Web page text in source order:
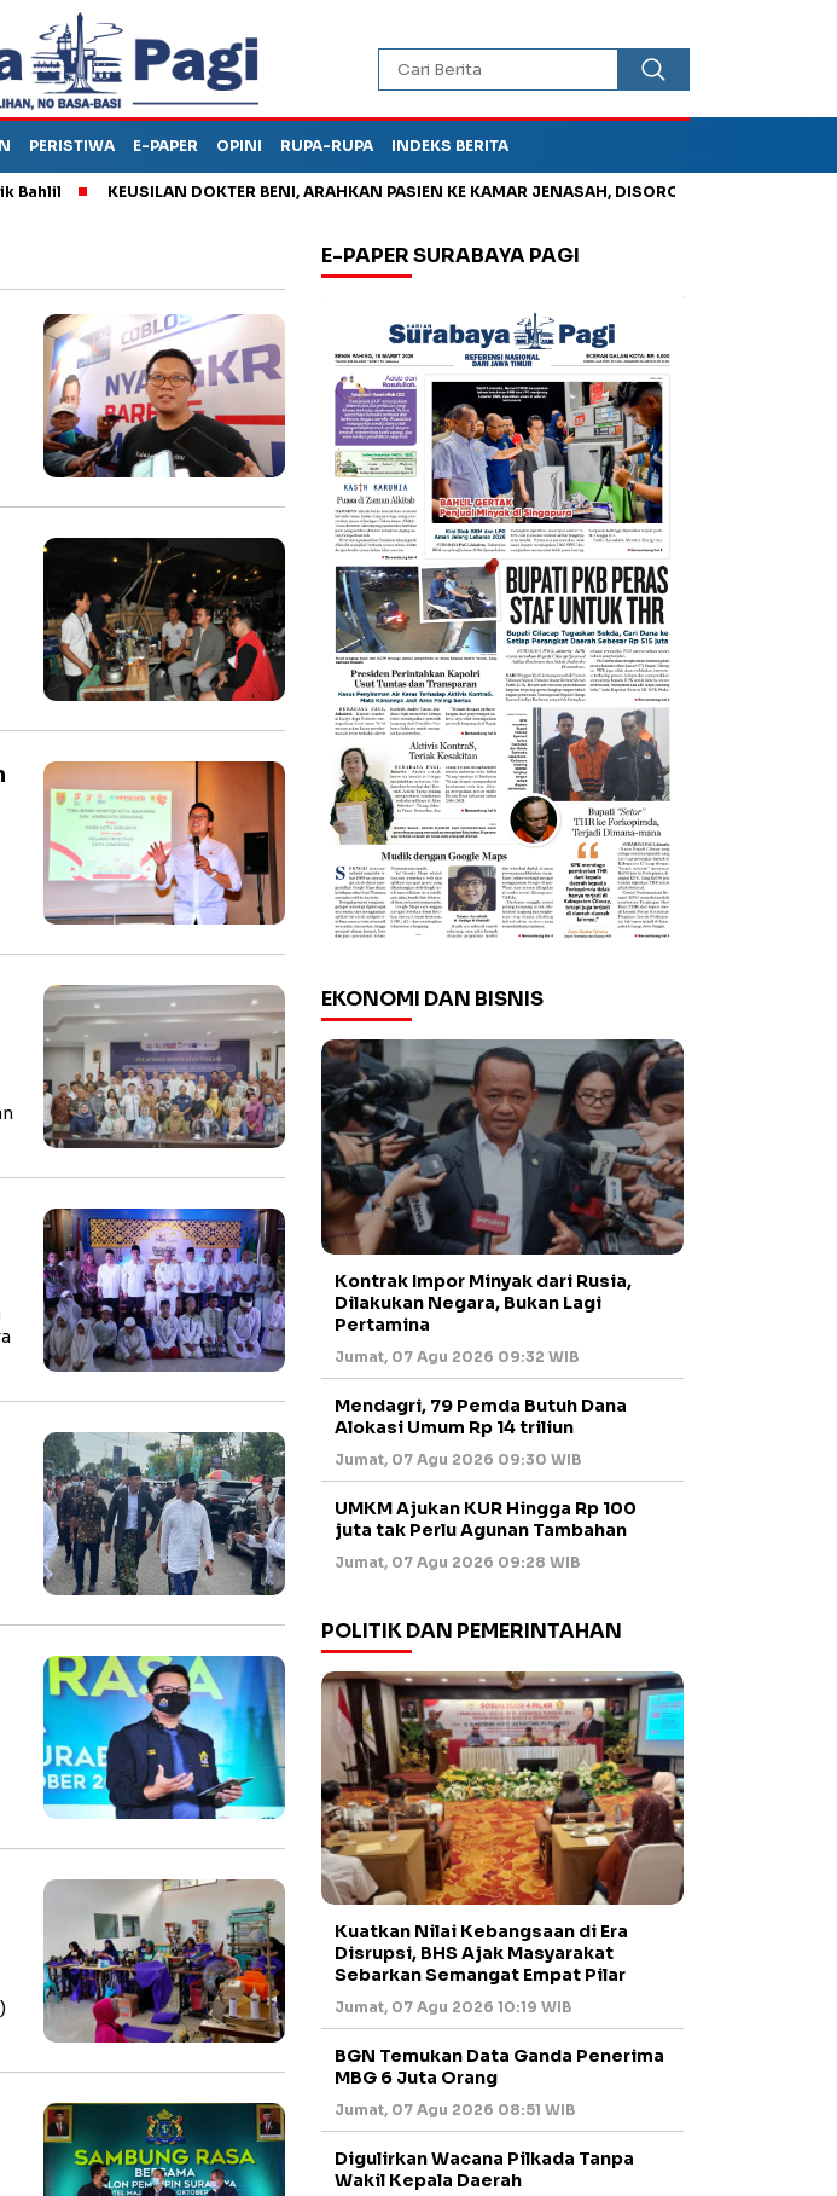
PERISTIWA E-PAPER OPINI RUPA-RUPA INDEKS BERITA
KEUSILAN DOKTER BENI, ARAHKAN PASIEN KE KAMAR JENASAH, DISOROT
E-PAPER SURABAYA PAGI
EKONOMI DAN BISNIS
Kontrak Impor Minyak dari Rusia,
Dilakukan Negara, Bukan Lagi
Pertamina
Jumat, 07 Agu 2026 09:32 WIB
Mendagri, 79 Pemda Butuh Dana
Alokasi Umum Rp 14 triliun
Jumat, 07 Agu 2026 09:30 WIB
UMKM Ajukan KUR Hingga Rp 100
juta tak Perlu Agunan Tambahan
Jumat, 07 Agu 2026 09:28 WIB
POLITIK DAN PEMERINTAHAN
Kuatkan Nilai Kebangsaan di Era
Disrupsi, BHS Ajak Masyarakat
Sebarkan Semangat Empat Pilar
Jumat, 07 Agu 2026 10:19 WIB
BGN Temukan Data Ganda Penerima
MBG 6 Juta Orang
Jumat, 07 Agu 2026 08:51 WIB
Digulirkan Wacana Pilkada Tanpa
Wakil Kepala Daerah